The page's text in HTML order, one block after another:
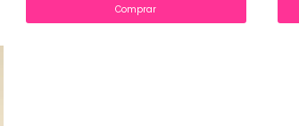
Comprar